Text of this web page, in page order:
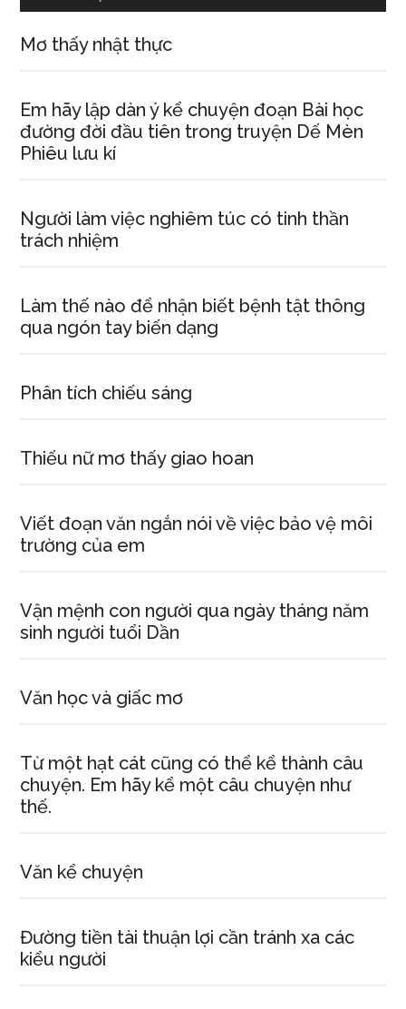
Mơ thấy nhật thực
Em hãy lập dàn ý kể chuyện đoạn Bài học
đường đời đầu tiên trong truyện Dế Mèn
Phiêu lưu kí
Người làm việc nghiêm túc có tinh thần
trách nhiệm
Làm thế nào để nhận biết bệnh tật thông
qua ngón tay biến dạng
Phân tích chiếu sáng
Thiếu nữ mơ thấy giao hoan
Viết đoạn văn ngắn nói về việc bảo vệ môi
trường của em
Vận mệnh con người qua ngày tháng năm
sinh người tuổi Dần
Văn học và giấc mơ
Từ một hạt cát cũng có thể kể thành câu
chuyện. Em hãy kể một câu chuyện như
thế.
Văn kể chuyện
Đường tiền tài thuận lợi cần tránh xa các
kiểu người